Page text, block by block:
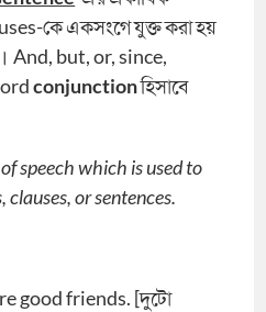
কে একসংগে যুক্ত করা হয়
And, but, or, since,
conjunctionহিসাবে
speech which is used to
or sentences.
good friends. [দুটো